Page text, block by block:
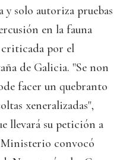
solo autoriza pruebas
en la fauna
criticada por el
de Galicia. "Se non
facer un quebranto
xeneralizadas",
llevará su petición a
Ministerio convocó